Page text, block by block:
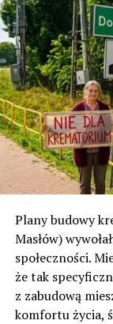
Plany budowy
Masłów)
społeczności.
że tak
z zabudową
komfortu życia,